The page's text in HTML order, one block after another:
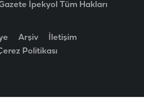
İpekyol Tüm Hakları
Arşiv
İletişim
Politikası